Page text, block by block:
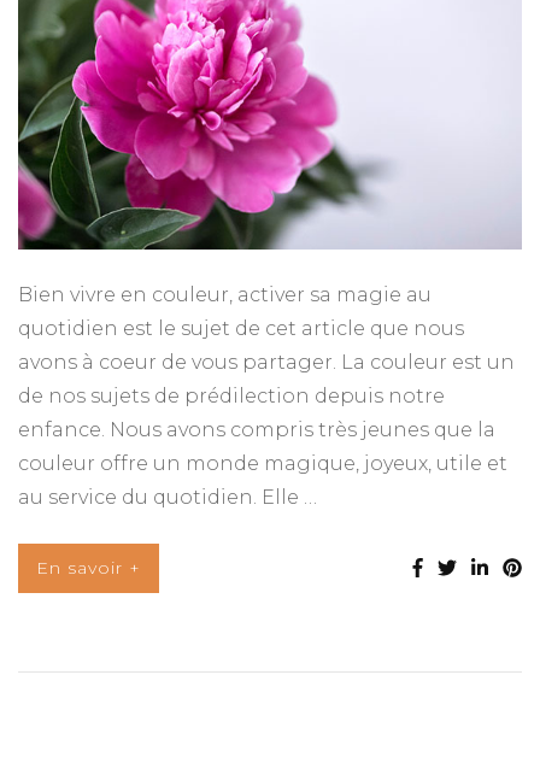
Bien vivre en couleur, activer sa magie au
quotidien est le sujet de cet article que nous
avons à coeur de vous partager. La couleur est un
de nos sujets de prédilection depuis notre
enfance. Nous avons compris très jeunes que la
couleur offre un monde magique, joyeux, utile et
au service du quotidien. Elle …
En savoir +